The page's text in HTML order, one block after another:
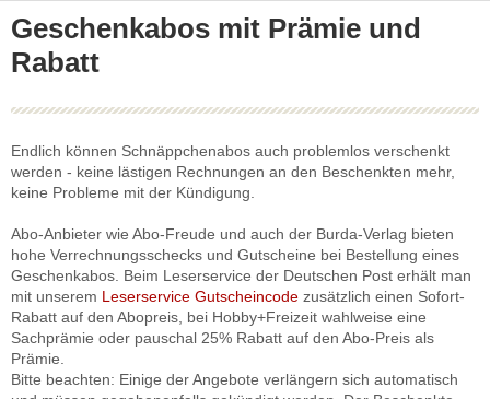
Geschenkabos mit Prämie und
Rabatt
Endlich können Schnäppchenabos auch problemlos verschenkt
werden - keine lästigen Rechnungen an den Beschenkten mehr,
keine Probleme mit der Kündigung.
Abo-Anbieter wie Abo-Freude und auch der Burda-Verlag bieten
hohe Verrechnungsschecks und Gutscheine bei Bestellung eines
Geschenkabos. Beim Leserservice der Deutschen Post erhält man
mit unserem Leserservice Gutscheincode zusätzlich einen Sofort-
Rabatt auf den Abopreis, bei Hobby+Freizeit wahlweise eine
Sachprämie oder pauschal 25% Rabatt auf den Abo-Preis als
Prämie.
Bitte beachten: Einige der Angebote verlängern sich automatisch